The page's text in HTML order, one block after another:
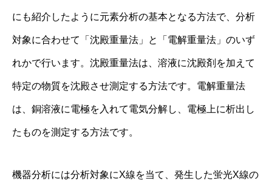
にも紹介したように元素分析の基本となる方法で、分析
対象に合わせて「沈殿重量法」と「電解重量法」のいず
れかで行います。沈殿重量法は、溶液に沈殿剤を加えて
特定の物質を沈殿させ測定する方法です。電解重量法
は、銅溶液に電極を入れて電気分解し、電極上に析出し
たものを測定する方法です。
機器分析には分析対象にX線を当て、発生した蛍光X線の